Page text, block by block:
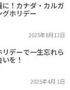
に！カナダ・カルガ
グホリデー
2025年8月12日
リデーで一生忘れら
を！
2025年4月 1日